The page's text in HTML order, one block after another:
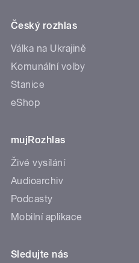
Český rozhlas
Válka na Ukrajině
Komunální volby
Stanice
eShop
mujRozhlas
Živé vysílání
Audioarchiv
Podcasty
Mobilní aplikace
Sledujte nás